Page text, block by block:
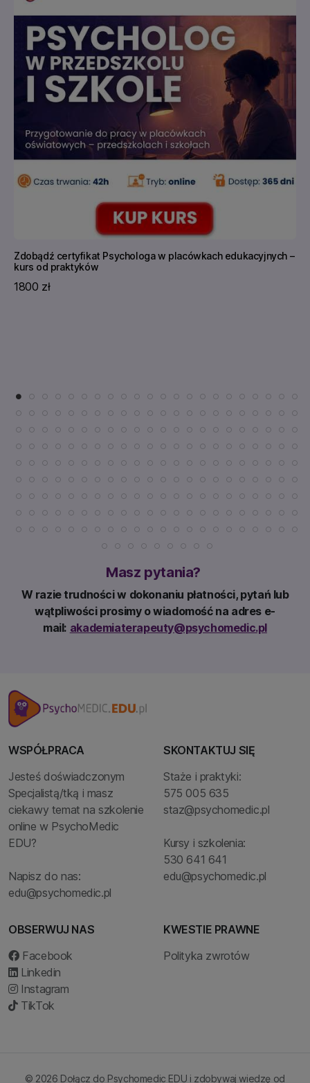
Zdobądź certyfikat Psychologa w placówkach edukacyjnych –
kurs od praktyków
1800 zł
Masz pytania?
W razie trudności w dokonaniu płatności, pytań lub
wątpliwości prosimy o wiadomość na adres e-
mail: akademiaterapeuty@psychomedic.pl
WSPÓŁPRACA
Jesteś doświadczonym
Specjalistą/tką i masz
ciekawy temat na szkolenie
online w PsychoMedic
EDU?
Napisz do nas:
edu@psychomedic.pl
SKONTAKTUJ SIĘ
Staże i praktyki:
575 005 635
staz@psychomedic.pl
Kursy i szkolenia:
530 641 641
edu@psychomedic.pl
OBSERWUJ NAS
Facebook
Linkedin
Instagram
TikTok
KWESTIE PRAWNE
Polityka zwrotów
© 2026 Dołącz do Psychomedic EDU i zdobywaj wiedzę od